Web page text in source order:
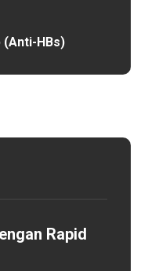
(Anti-HBs)
Rapid